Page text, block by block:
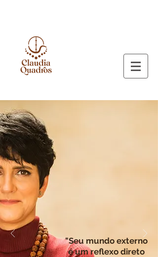
"Seu mundo externo
é um reflexo direto